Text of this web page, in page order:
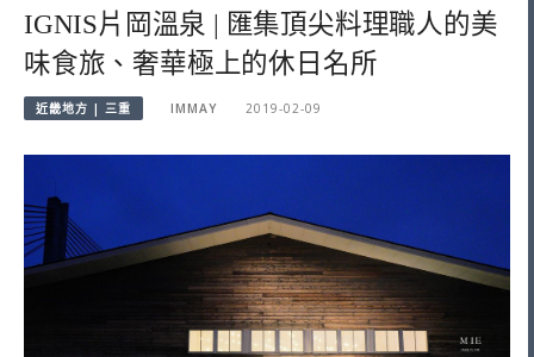
IGNIS片岡溫泉 | 匯集頂尖料理職人的美
味食旅、奢華極上的休日名所
近畿地方 | 三重 IMMAY 2019-02-09